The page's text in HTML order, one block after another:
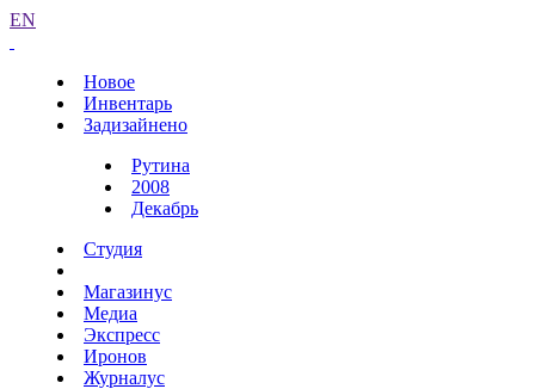
EN
Новое
Инвентарь
Задизайнено
Рутина
2008
Декабрь
Студия
Магазинус
Медиа
Экспресс
Иронов
Журналус